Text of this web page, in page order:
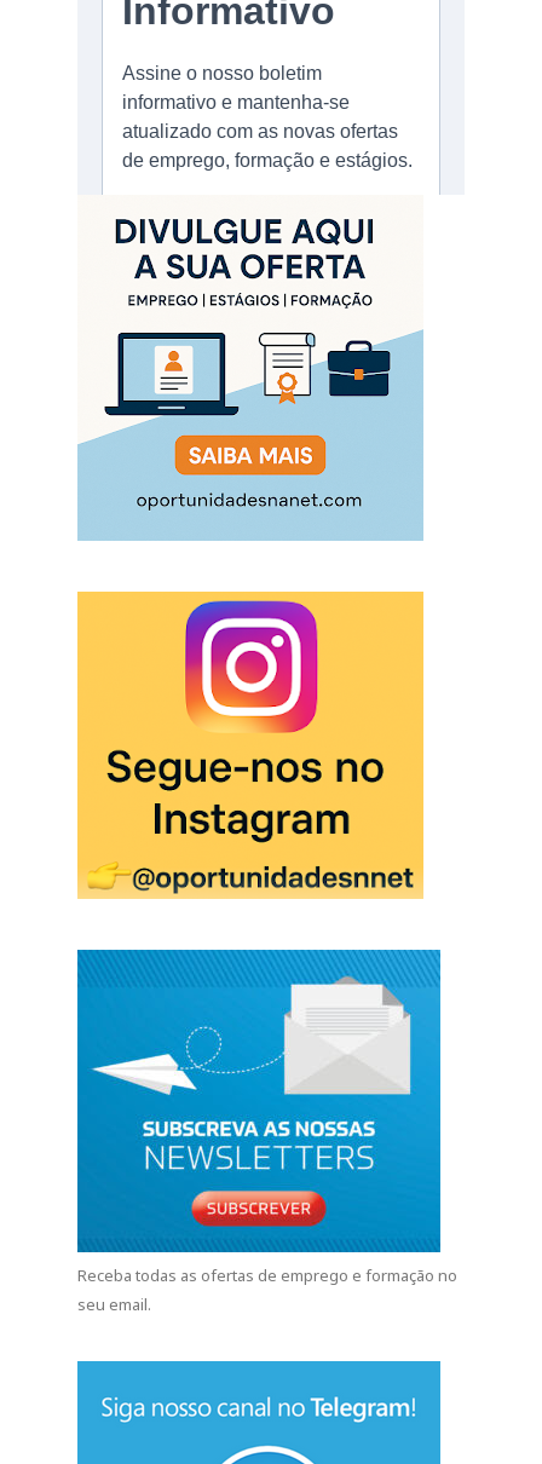
Receba todas as ofertas de emprego e formação no
seu email.